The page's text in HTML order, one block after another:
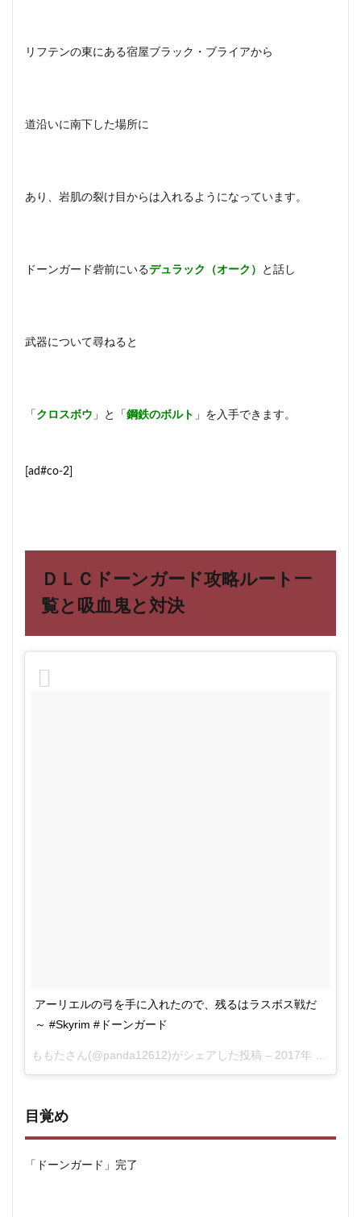
リフテンの東にある宿屋ブラック・ブライアから
道沿いに南下した場所に
あり、岩肌の裂け目からは入れるようになっています。
ドーンガード砦前にいるデュラック（オーク） と話し
武器について尋ねると
「 クロスボウ 」と「 鋼鉄のボルト 」を入手できます。
[ad#co-2]
ＤＬＣドーンガード攻略ルート一
覧と吸血鬼と対決
アーリエルの弓を手に入れたので、残るはラスボス戦だ
～ #Skyrim #ドーンガード
ももた さん(@panda12612)がシェアした投稿 – 2017年 8月月18日午前3時55分PDT
目覚め
「ドーンガード」完了